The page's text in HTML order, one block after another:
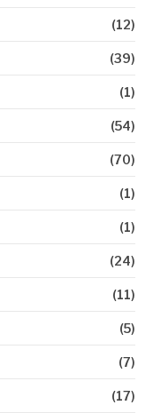
(12)
(39)
(1)
(54)
(70)
(1)
(1)
(24)
(11)
(5)
(7)
(17)